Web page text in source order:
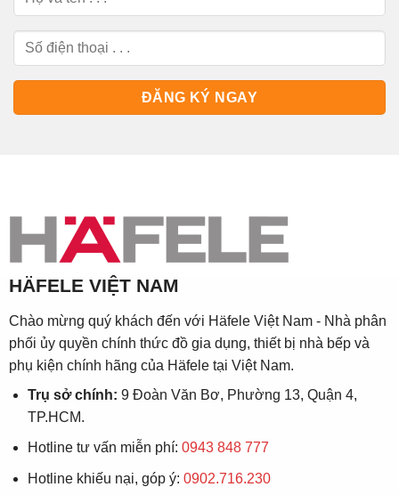
HÄFELE VIỆT NAM
Chào mừng quý khách đến với Häfele Việt Nam - Nhà phân
phối ủy quyền chính thức đồ gia dụng, thiết bị nhà bếp và
phụ kiện chính hãng của Häfele tại Việt Nam.
Trụ sở chính: 9 Đoàn Văn Bơ, Phường 13, Quận 4,
TP.HCM.
Hotline tư vấn miễn phí: 0943 848 777
Hotline khiếu nại, góp ý: 0902.716.230